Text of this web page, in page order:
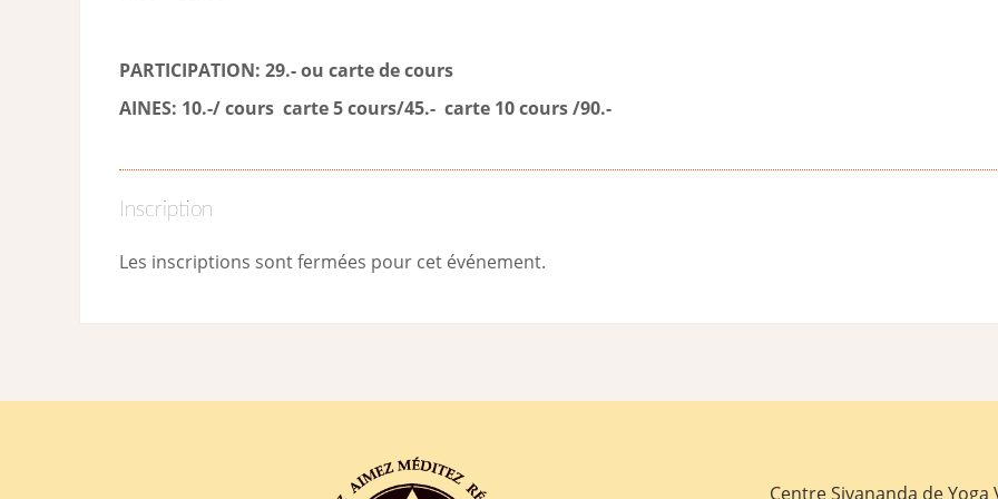
PARTICIPATION: 29.- ou carte de cours
AINES: 10.-/ cours carte 5 cours/45.- carte 10 cours /90.-
Inscription
Les inscriptions sont fermées pour cet événement.
Centre Sivananda de Yoga